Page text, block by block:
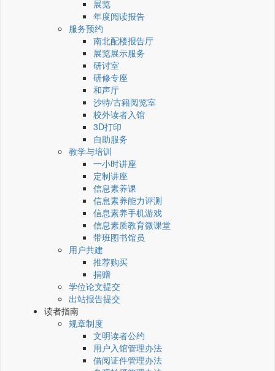
展览
年度阅读报告
服务预约
南北配楼报告厅
展览展示服务
研讨室
研修专座
和声厅
沙特/古籍阅览室
校外读者入馆
3D打印
自助服务
教学与培训
一小时讲座
定制讲座
信息素养课
信息素养能力评测
信息素养手机游戏
信息素质教育微课堂
带班图书馆员
用户共建
推荐购买
捐赠
学位论文提交
出站报告提交
读者指南
规章制度
文明读者公约
用户入馆管理办法
借阅证件管理办法